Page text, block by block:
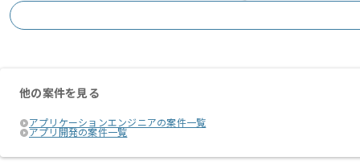
他の案件を見る
アプリケーションエンジニアの案件一覧
アプリ開発の案件一覧